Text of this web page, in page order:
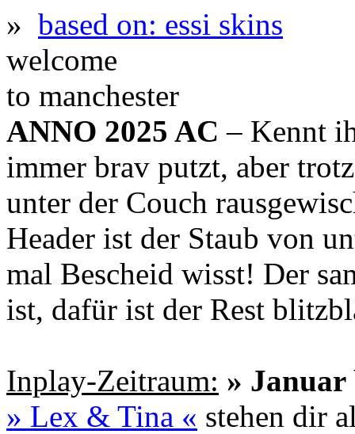
» based on: essi skins
welcome
to manchester
ANNO 2025 AC – Kennt
immer brav putzt, aber
unter der Couch
Header ist der Staub von
mal Bescheid wisst! Der
ist, dafür ist der Rest
Inplay-Zeitraum: » Januar
» Lex & Tina « stehen dir